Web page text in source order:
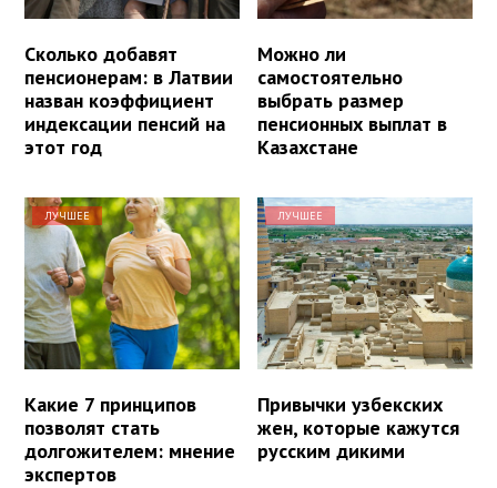
Сколько добавят
пенсионерам: в Латвии
назван коэффициент
индексации пенсий на
этот год
Можно ли
самостоятельно
выбрать размер
пенсионных выплат в
Казахстане
ЛУЧШЕЕ
Какие 7 принципов
позволят стать
долгожителем: мнение
экспертов
ЛУЧШЕЕ
Привычки узбекских
жен, которые кажутся
русским дикими